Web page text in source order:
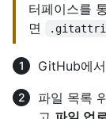
터페이스를
면
GitHub에
파일 목록